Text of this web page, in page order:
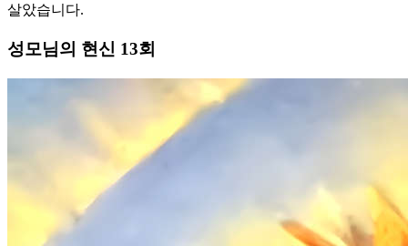
살았습니다.
성모님의 현신 13회